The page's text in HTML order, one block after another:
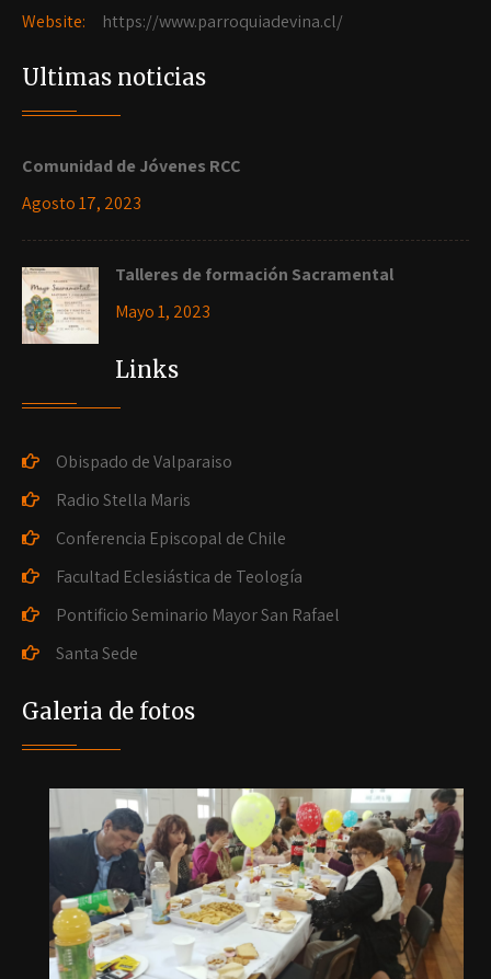
Website:
https://www.parroquiadevina.cl/
Ultimas noticias
Comunidad de Jóvenes RCC
Agosto 17, 2023
Talleres de formación Sacramental
Mayo 1, 2023
Links
Obispado de Valparaiso
Radio Stella Maris
Conferencia Episcopal de Chile
Facultad Eclesiástica de Teología
Pontificio Seminario Mayor San Rafael
Santa Sede
Galeria de fotos